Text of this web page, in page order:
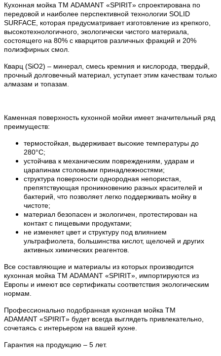
Кухонная мойка ТМ ADAMANT «SPIRIT» спроектирована по
передовой и наиболее перспективной технологии SOLID
SURFACE, которая предусматривает изготовление из крепкого,
высокотехнологичного, экологически чистого материала,
состоящего на 80% с кварцитов различных фракций и 20%
полиэфирных смол.
Кварц (SiO2) – минерал, смесь кремния и кислорода, твердый,
прочный долговечный материал, уступает этим качествам только
алмазам и топазам.
Каменная поверхность кухонной мойки имеет значительный ряд
преимуществ:
термостойкая, выдерживает высокие температуры до
280°С;
устойчива к механическим повреждениям, ударам и
царапинам столовыми принадлежностями;
структура поверхности однородная непористая,
препятствующая проникновению разных красителей и
бактерий, что позволяет легко поддерживать мойку в
чистоте;
материал безопасен и экологичен, протестирован на
контакт с пищевыми продуктами;
не изменяет цвет и структуру под влиянием
ультрафиолета, большинства кислот, щелочей и других
активных химических реагентов.
Все составляющие и материалы из которых производится
кухонная мойка ТМ ADAMANT «SPIRIT», импортируются из
Европы и имеют все сертификаты соответствия экологическим
нормам.
Профессионально подобранная кухонная мойка ТМ
ADAMANT «SPIRIT» будет всегда выглядеть привлекательно,
сочетаясь с интерьером на вашей кухне.
Гарантия на продукцию – 5 лет.